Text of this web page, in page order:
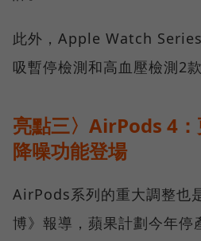
此外，Apple Watch
吸暫停檢測和高血壓檢測2
亮點三〉AirPods 4：
降噪功能登場
AirPods系列的重大調整也
博》報導，蘋果計劃今年